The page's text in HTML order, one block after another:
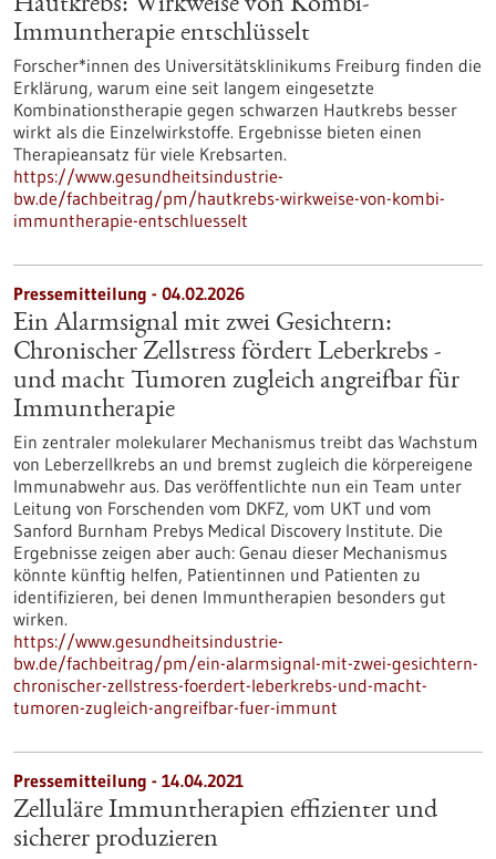
Hautkrebs: Wirkweise von Kombi-
Immuntherapie entschlüsselt
Forscher*innen des Universitätsklinikums Freiburg finden die
Erklärung, warum eine seit langem eingesetzte
Kombinationstherapie gegen schwarzen Hautkrebs besser
wirkt als die Einzelwirkstoffe. Ergebnisse bieten einen
Therapieansatz für viele Krebsarten.
https://www.gesundheitsindustrie-
bw.de/fachbeitrag/pm/hautkrebs-wirkweise-von-kombi-
immuntherapie-entschluesselt
Pressemitteilung - 04.02.2026
Ein Alarmsignal mit zwei Gesichtern:
Chronischer Zellstress fördert Leberkrebs -
und macht Tumoren zugleich angreifbar für
Immuntherapie
Ein zentraler molekularer Mechanismus treibt das Wachstum
von Leberzellkrebs an und bremst zugleich die körpereigene
Immunabwehr aus. Das veröffentlichte nun ein Team unter
Leitung von Forschenden vom DKFZ, vom UKT und vom
Sanford Burnham Prebys Medical Discovery Institute. Die
Ergebnisse zeigen aber auch: Genau dieser Mechanismus
könnte künftig helfen, Patientinnen und Patienten zu
identifizieren, bei denen Immuntherapien besonders gut
wirken.
https://www.gesundheitsindustrie-
bw.de/fachbeitrag/pm/ein-alarmsignal-mit-zwei-gesichtern-
chronischer-zellstress-foerdert-leberkrebs-und-macht-
tumoren-zugleich-angreifbar-fuer-immunt
Pressemitteilung - 14.04.2021
Zelluläre Immuntherapien effizienter und
sicherer produzieren